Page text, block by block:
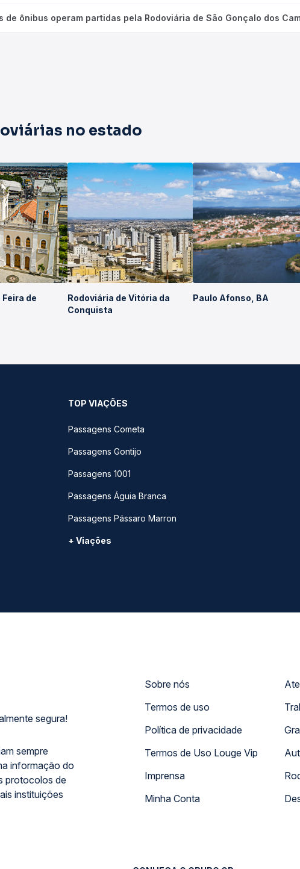
de ônibus operam partidas pela Rodoviária de São Gonçalo dos
no estado
de
Rodoviária de Vitória da
Conquista
Paulo Afonso, BA
TOP VIAÇÕES
Passagens Cometa
Passagens Gontijo
Passagens 1001
Passagens Águia Branca
Passagens Pássaro Marron
+ Viações
segura!
sempre
informação do
protocolos de
instituições
Sobre nós
Termos de uso
Política de privacidade
Termos de Uso Louge Vip
Imprensa
Minha Conta